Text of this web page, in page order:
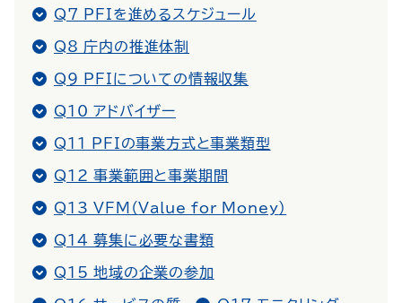
Q7 PFIを進めるスケジュール
Q8 庁内の推進体制
Q9 PFIについての情報収集
Q10 アドバイザー
Q11 PFIの事業方式と事業類型
Q12 事業範囲と事業期間
Q13 VFM（Value for Money）
Q14 募集に必要な書類
Q15 地域の企業の参加